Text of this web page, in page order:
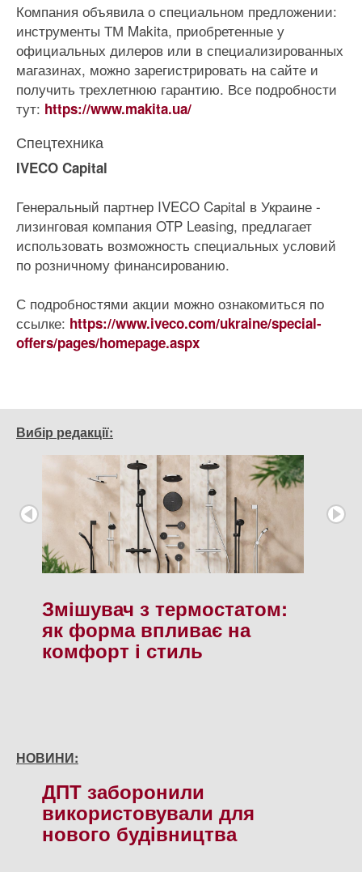
Компания объявила о специальном предложении:
инструменты ТМ Makita, приобретенные у
официальных дилеров или в специализированных
магазинах, можно зарегистрировать на сайте и
получить трехлетнюю гарантию. Все подробности
тут: https://www.makita.ua/
Спецтехника
IVECO Capital
Генеральный партнер IVECO Capital в Украине -
лизинговая компания OTP Leasing, предлагает
использовать возможность специальных условий
по розничному финансированию.
С подробностями акции можно ознакомиться по
ссылке: https://www.iveco.com/ukraine/special-
offers/pages/homepage.aspx
Вибір редакції:
Змішувач з термостатом:
як форма впливає на
комфорт і стиль
НОВИНИ:
ДПТ заборонили
використовували для
нового будiвництва